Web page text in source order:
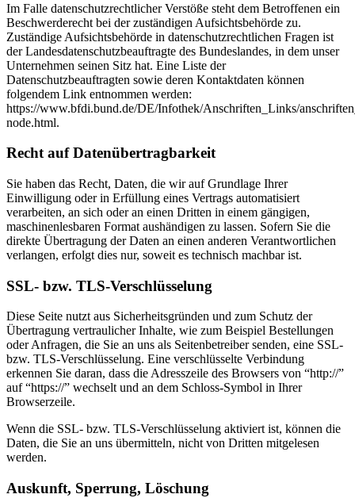
Im Falle datenschutzrechtlicher Verstöße steht dem Betroffenen ein
Beschwerderecht bei der zuständigen Aufsichtsbehörde zu.
Zuständige Aufsichtsbehörde in datenschutzrechtlichen Fragen ist
der Landesdatenschutzbeauftragte des Bundeslandes, in dem unser
Unternehmen seinen Sitz hat. Eine Liste der
Datenschutzbeauftragten sowie deren Kontaktdaten können
folgendem Link entnommen werden:
https://www.bfdi.bund.de/DE/Infothek/Anschriften_Links/
node.html.
Recht auf Datenübertragbarkeit
Sie haben das Recht, Daten, die wir auf Grundlage Ihrer
Einwilligung oder in Erfüllung eines Vertrags automatisiert
verarbeiten, an sich oder an einen Dritten in einem gängigen,
maschinenlesbaren Format aushändigen zu lassen. Sofern Sie die
direkte Übertragung der Daten an einen anderen Verantwortlichen
verlangen, erfolgt dies nur, soweit es technisch machbar ist.
SSL- bzw. TLS-Verschlüsselung
Diese Seite nutzt aus Sicherheitsgründen und zum Schutz der
Übertragung vertraulicher Inhalte, wie zum Beispiel Bestellungen
oder Anfragen, die Sie an uns als Seitenbetreiber senden, eine SSL-
bzw. TLS-Verschlüsselung. Eine verschlüsselte Verbindung
erkennen Sie daran, dass die Adresszeile des Browsers von “http://”
auf “https://” wechselt und an dem Schloss-Symbol in Ihrer
Browserzeile.
Wenn die SSL- bzw. TLS-Verschlüsselung aktiviert ist, können die
Daten, die Sie an uns übermitteln, nicht von Dritten mitgelesen
werden.
Auskunft, Sperrung, Löschung